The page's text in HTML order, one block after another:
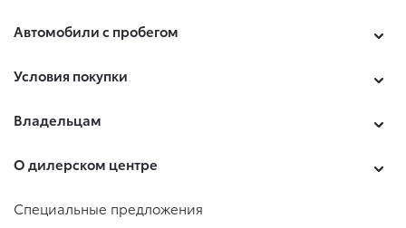
Автомобили с пробегом
Условия покупки
Владельцам
О дилерском центре
Специальные предложения